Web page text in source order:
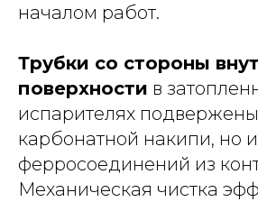
началом работ.
Трубки со стороны
поверхности в
испарителях
карбонатной накипи, но
ферросоединений из
Механическая чистка